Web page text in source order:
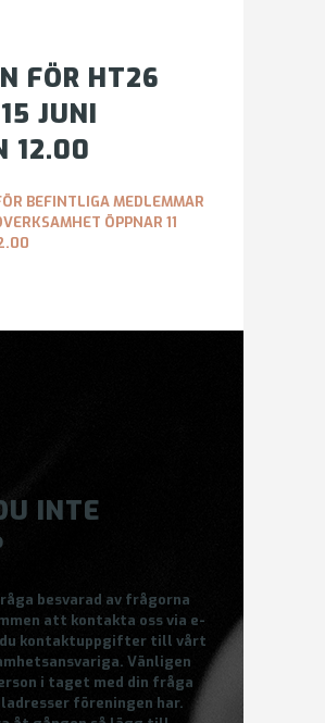
FÖR HT26
JUNI
12.00
BEFINTLIGA MEDLEMMAR
ÖPPNAR 11
INTE
besvarad av frågorna
att kontakta oss via e-
kontaktuppgifter till vårt
Vänligen
i taget med din fråga
föreningen har.